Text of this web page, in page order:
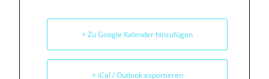
+ Zu Google Kalender hinzufügen
+ iCal / Outlook exportieren